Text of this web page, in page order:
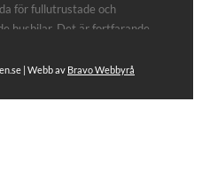
för fullutrustade och
husbilar. Det är fortfarande
3 nya utrustningsnivåer.
| Webb av Bravo Webbyrå